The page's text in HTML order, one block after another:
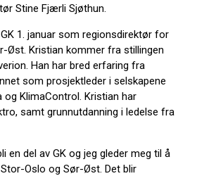
Stine Fjærli Sjøthun.
1. januar som regionsdirektør for
Øst. Kristian kommer fra stillingen
Han har bred erfaring fra
som prosjektleder i selskapene
og KlimaControl. Kristian har
samt grunnutdanning i ledelse fra
en del av GK og jeg gleder meg til å
Oslo og Sør-Øst. Det blir